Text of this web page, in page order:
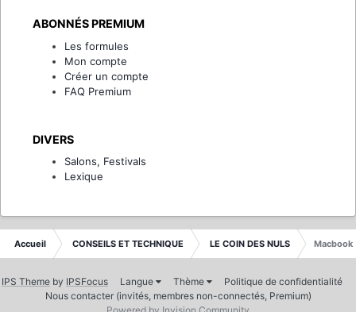
ABONNÉS PREMIUM
Les formules
Mon compte
Créer un compte
FAQ Premium
DIVERS
Salons, Festivals
Lexique
Accueil CONSEILS ET TECHNIQUE LE COIN DES NULS Macbook
IPS Theme by IPSFocus Langue Thème
Politique de confidentialité
Nous contacter (invités, membres non-connectés, Premium)